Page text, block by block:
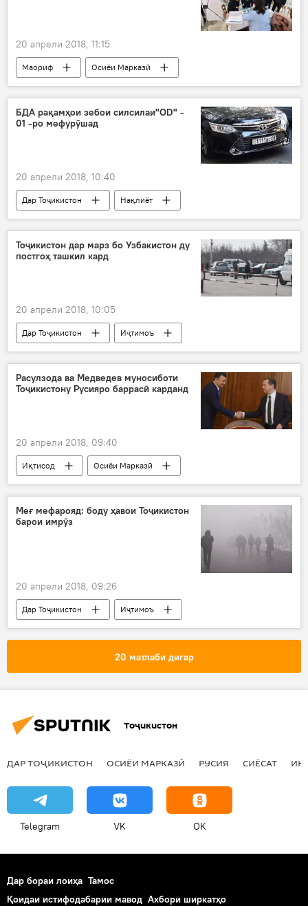
20 апрели 2018, 11:15
Маориф
Осиёи Марказӣ
Ҳамаи хабарҳо
Душанбе
таҳсил
донишҷӯй
довталабон
Дар Тоҷикистон
БДА рақамҳои зебои силсилаи"OD" -
01 -ро мефурӯшад
20 апрели 2018, 10:40
Дар Тоҷикистон
Нақлиёт
Ҳамаи хабарҳо
музояда
Тоҷикистон дар марз бо Узбакистон ду
постгоҳ ташкил кард
20 апрели 2018, 10:05
Дар Тоҷикистон
Иҷтимоъ
Ҳамаи хабарҳо
ифтитоҳи ду постгоҳ
Расулзода ва Медведев муносиботи
Тоҷикистону Русияро баррасӣ карданд
20 апрели 2018, 09:40
Иқтисод
Осиёи Марказӣ
Ҳамаи хабарҳо
Дмитрий Медведев
Қоҳир Расулзода
баррасӣ
ҳамкорӣ
Меғ мефарояд: боду ҳавои Тоҷикистон
барои имрӯз
20 апрели 2018, 09:26
Дар Тоҷикистон
Иҷтимоъ
Ҳамаи хабарҳо
меғ мефарояд
20 матлаби дигар
Тоҷикистон
ДАР ТОҶИКИСТОН ОСИЁИ МАРКАЗӢ РУСИЯ СИЁСАТ
Telegram VK OK
Дар бораи лоиҳа Тамос
Қоидаи истифодабарии мавод Ахбори ширкатҳо